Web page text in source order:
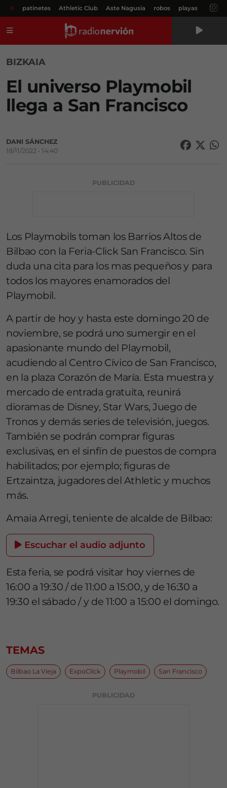
# patinetes Athletic Club Aste Nagusia robos playas
BIZKAIA
El universo Playmobil
llega a San Francisco
DANI SÁNCHEZ
18/11/2022 • 14:40
PUBLICIDAD
Los Playmobils toman los Barrios Altos de
Bilbao con la Feria-Click San Francisco. Sin
duda una cita para los mas pequeños y para
todos los mayores enamorados del
Playmobil.
A partir de hoy y hasta este domingo 20 de
noviembre, se podrá uno sumergir en el
apasionante mundo del Playmobil,
acudiendo al Centro Cívico de San Francisco,
en la plaza Corazón de María. Esta muestra y
mercado de entrada gratuita, reunirá
dioramas de Disney, Star Wars, Juego de
Tronos y demás series de televisión, juegos.
También se podrán comprar figuras
exclusivas, en el sinfín de puestos de compra
habilitados; por ejemplo; figuras de
Ertzaintza, jugadores del Athletic y muchos
más.
Amaia Arregi, teniente de alcalde de Bilbao:
Escuchar el audio adjunto
Esta feria, se podrá visitar hoy viernes de
16:00 a 19:30 / de 11:00 a 15:00, y de 16:30 a
19:30 el sábado / y de 11:00 a 15:00 el domingo.
TEMAS
Bilbao La Vieja ExpoClick Playmobil San Francisco
PUBLICIDAD